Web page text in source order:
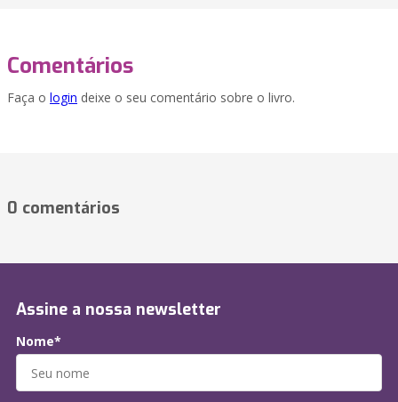
Comentários
Faça o login deixe o seu comentário sobre o livro.
0 comentários
Assine a nossa newsletter
Nome*